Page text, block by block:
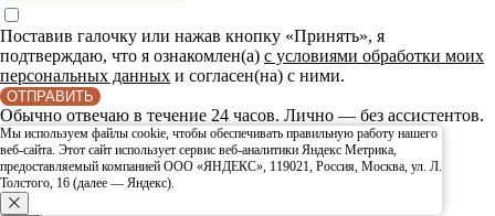
Поставив галочку или нажав кнопку «Принять», я
подтверждаю, что я ознакомлен(а) с условиями обработки моих
персональных данных и согласен(на) с ними.
ОТПРАВИТЬ
Обычно отвечаю в течение 24 часов. Лично — без ассистентов.
Мы используем файлы cookie, чтобы обеспечивать правильную работу нашего
веб-сайта. Этот сайт использует сервис веб-аналитики Яндекс Метрика,
предоставляемый компанией ООО «ЯНДЕКС», 119021, Россия, Москва, ул. Л.
Толстого, 16 (далее — Яндекс).